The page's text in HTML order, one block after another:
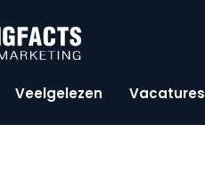
Veelgelezen Vacatures